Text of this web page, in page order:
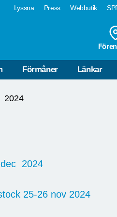
Lyssna Press Webbutik
Förmåner Länkar
2024
2024
25-26 nov 2024